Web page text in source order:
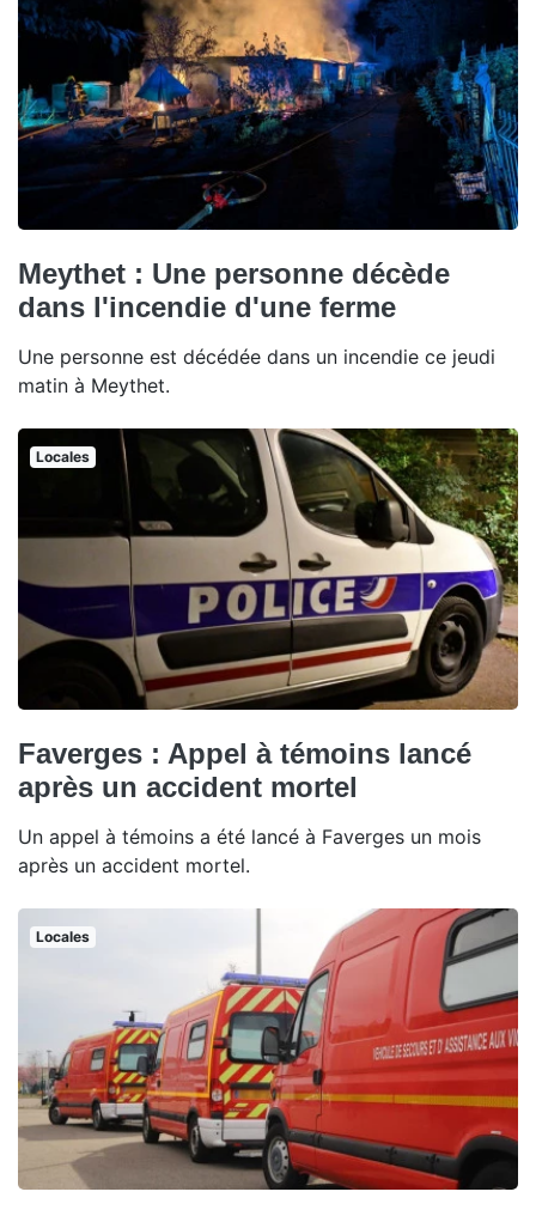
Meythet : Une personne décède
dans l'incendie d'une ferme
Une personne est décédée dans un incendie ce jeudi
matin à Meythet.
Locales
Faverges : Appel à témoins lancé
après un accident mortel
Un appel à témoins a été lancé à Faverges un mois
après un accident mortel.
Locales